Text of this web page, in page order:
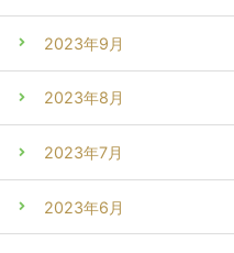
2023年9月
2023年8月
2023年7月
2023年6月